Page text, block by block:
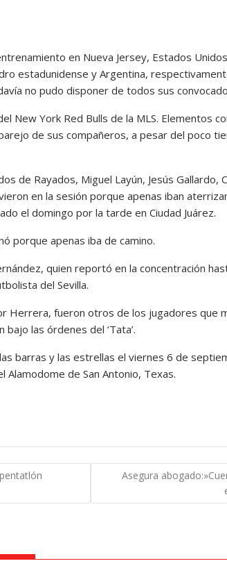
en Nueva Jersey, Estados
estadunidense y Argentina,
no pudo disponer de todos sus
New York Red Bulls de la MLS. Elementos
de sus compañeros, a pesar del poco
de Rayados, Miguel Layún, Jesús Gallardo,
en la sesión porque apenas iban
el domingo por la tarde en Ciudad Juárez.
porque apenas iba de camino.
quien reportó en la concentración
del Sevilla.
Herrera, fueron otros de los jugadores que
las órdenes del ‘Tata’.
barras y las estrellas el viernes 6 de
de San Antonio, Texas.
Asegura